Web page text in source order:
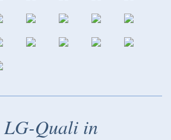
LG-Quali in